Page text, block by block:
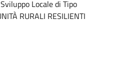
Locale di Tipo
RURALI RESILIENTI